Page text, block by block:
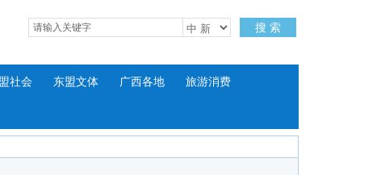
搜 索
社会 东盟文体 广西各地 旅游消费